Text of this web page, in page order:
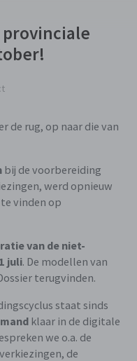
provinciale
de rug, op naar die van
bij de voorbereiding
werd opnieuw
vinden op
van de niet-
juli. De modellen van
terugvinden.
staat sinds
klaar in de digitale
we o.a. de
de